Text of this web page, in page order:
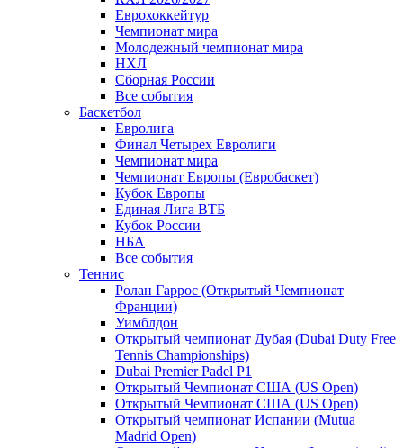
Еврохоккейтур
Чемпионат мира
Молодежный чемпионат мира
НХЛ
Сборная России
Все события
Баскетбол
Евролига
Финал Четырех Евролиги
Чемпионат мира
Чемпионат Европы (Евробаскет)
Кубок Европы
Единая Лига ВТБ
Кубок России
НБА
Все события
Теннис
Ролан Гаррос (Открытый Чемпионат
Франции)
Уимблдон
Открытый чемпионат Дубая (Dubai Duty Free
Tennis Championships)
Dubai Premier Padel P1
Открытый Чемпионат США (US Open)
Открытый Чемпионат США (US Open)
Открытый чемпионат Испании (Mutua
Madrid Open)